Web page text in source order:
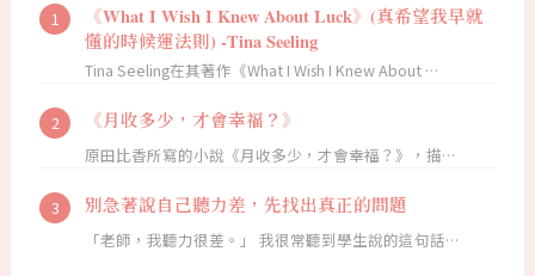
《What I Wish I Knew About Luck》(真希望我早就
懂的時候運法則) -Tina Seeling
Tina Seeling在其著作《What I Wish I Knew About …
《月收多少，才會幸福？》
原田比香所寫的小說《月收多少，才會幸福？》，描…
別急著說自己聽力差，先找出真正的問題
「老師，我聽力很差。」 我很常聽到學生說的這句話…